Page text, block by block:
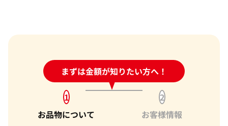
まずは金額が知りたい方へ！
24時間受付中!問い合わせフォーム
1
お品物について
2
お客様情報